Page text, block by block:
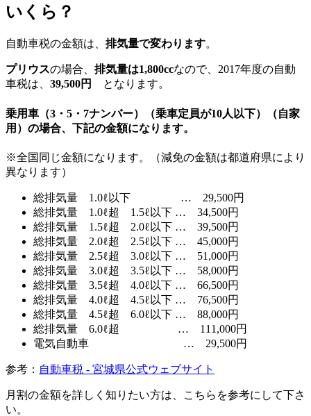
いくら？
自動車税の金額は、 排気量で変わります。
プリウスの場合、 排気量は1,800ccなので、2017年度の自動
車税は、 39,500円 となります。
乗用車（3・5・7ナンバー）（乗車定員が10人以下）（自家
用）の場合、下記の金額になります。
※全国同じ金額になります。（減免の金額は都道府県により
異なります）
総排気量 1.0ℓ以下 … 29,500円
総排気量 1.0ℓ超 1.5ℓ以下 … 34,500円
総排気量 1.5ℓ超 2.0ℓ以下 … 39,500円
総排気量 2.0ℓ超 2.5ℓ以下 … 45,000円
総排気量 2.5ℓ超 3.0ℓ以下 … 51,000円
総排気量 3.0ℓ超 3.5ℓ以下 … 58,000円
総排気量 3.5ℓ超 4.0ℓ以下 … 66,500円
総排気量 4.0ℓ超 4.5ℓ以下 … 76,500円
総排気量 4.5ℓ超 6.0ℓ以下 … 88,000円
総排気量 6.0ℓ超 … 111,000円
電気自動車 … 29,500円
参考： 自動車税 - 宮城県公式ウェブサイト
月割の金額を詳しく知りたい方は、こちらを参考にして下さ
い。